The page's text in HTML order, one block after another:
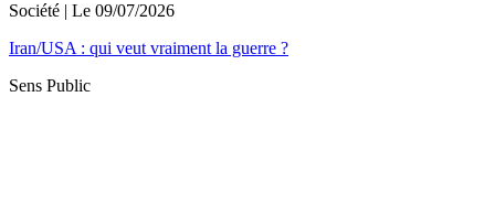
Société | Le 09/07/2026
Iran/USA : qui veut vraiment la guerre ?
Sens Public